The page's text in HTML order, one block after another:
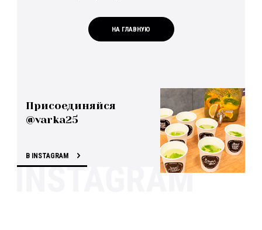
НА ГЛАВНУЮ
Присоединяйся
@varka25
В INSTAGRAM